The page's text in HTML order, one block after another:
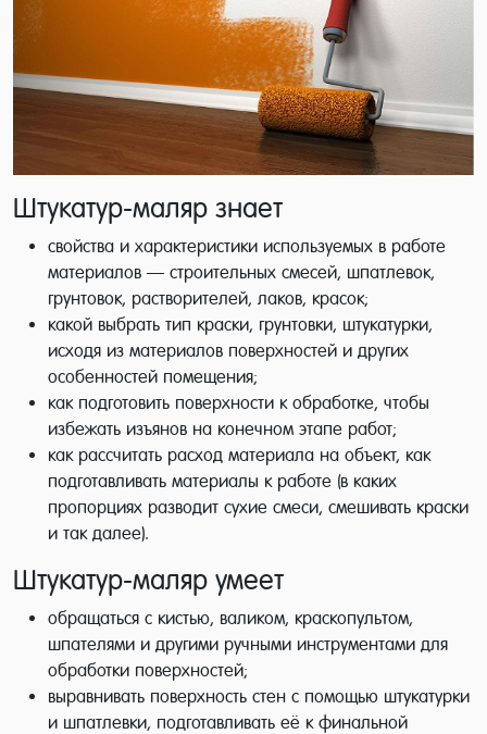
Штукатур-маляр знает
свойства и характеристики используемых в работе
материалов — строительных смесей, шпатлевок,
грунтовок, растворителей, лаков, красок;
какой выбрать тип краски, грунтовки, штукатурки,
исходя из материалов поверхностей и других
особенностей помещения;
как подготовить поверхности к обработке, чтобы
избежать изъянов на конечном этапе работ;
как рассчитать расход материала на объект, как
подготавливать материалы к работе (в каких
пропорциях разводит сухие смеси, смешивать краски
и так далее).
Штукатур-маляр умеет
обращаться с кистью, валиком, краскопультом,
шпателями и другими ручными инструментами для
обработки поверхностей;
выравнивать поверхность стен с помощью штукатурки
и шпатлевки, подготавливать её к финальной